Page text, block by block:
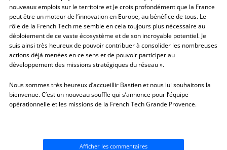
nouveaux emplois sur le territoire et Je crois profondément que la France
peut être un moteur de l’innovation en Europe, au bénéfice de tous. Le
rôle de la French Tech me semble en cela toujours plus nécessaire au
déploiement de ce vaste écosystème et de son incroyable potentiel. Je
suis ainsi très heureux de pouvoir contribuer à consolider les nombreuses
actions déjà menées en ce sens et de pouvoir participer au
développement des missions stratégiques du réseau ».
Nous sommes très heureux d’accueillir Bastien et nous lui souhaitons la
bienvenue. C’est un nouveau souffle qui s’annonce pour l’équipe
opérationnelle et les missions de la French Tech Grande Provence.
Afficher les commentaires